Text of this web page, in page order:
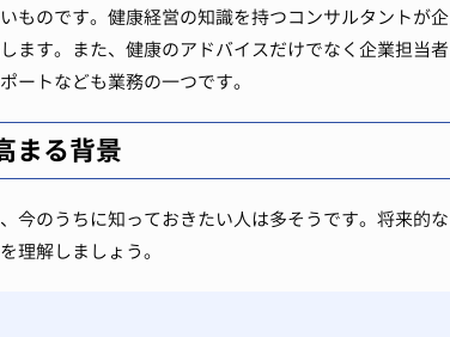
ものです。健康経営の知識を持つコンサルタントが企
ます。また、健康のアドバイスだけでなく企業担当者
ートなども業務の一つです。
まる背景
今のうちに知っておきたい人は多そうです。将来的な
理解しましょう。